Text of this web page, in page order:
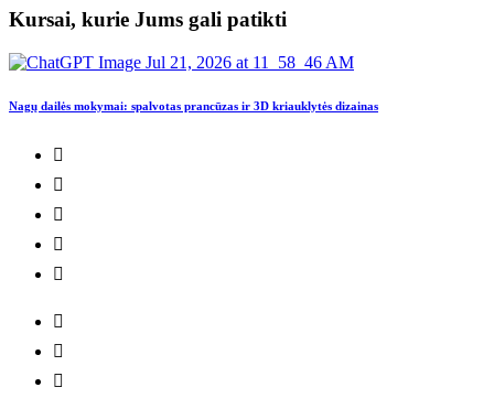
Kursai, kurie Jums gali patikti
Nagų dailės mokymai: spalvotas prancūzas ir 3D kriauklytės dizainas